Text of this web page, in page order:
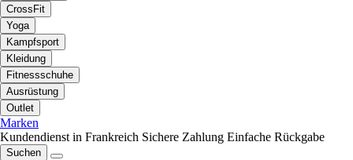
CrossFit
Yoga
Kampfsport
Kleidung
Fitnessschuhe
Ausrüstung
Outlet
Marken
Kundendienst in Frankreich Sichere Zahlung Einfache Rückgabe
Suchen